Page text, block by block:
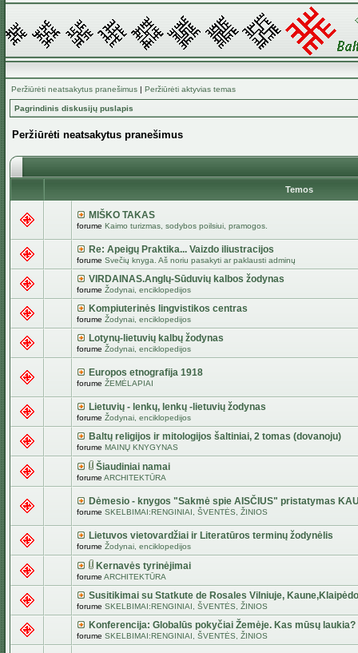
Peržiūrėti neatsakytus pranešimus | Peržiūrėti aktyvias temas
Pagrindinis diskusijų puslapis
Peržiūrėti neatsakytus pranešimus
Temos
MIŠKO TAKAS
forume Kaimo turizmas, sodybos poilsiui, pramogos.
Re: Apeigų Praktika... Vaizdo iliustracijos
forume Svečių knyga. Aš noriu pasakyti ar paklausti adminų
VIRDAINAS.Anglų-Sūduvių kalbos žodynas
forume Žodynai, enciklopedijos
Kompiuterinės lingvistikos centras
forume Žodynai, enciklopedijos
Lotynų-lietuvių kalbų žodynas
forume Žodynai, enciklopedijos
Europos etnografija 1918
forume ŽEMĖLAPIAI
Lietuvių - lenkų, lenkų -lietuvių žodynas
forume Žodynai, enciklopedijos
Baltų religijos ir mitologijos šaltiniai, 2 tomas (dovanoju)
forume MAINŲ KNYGYNAS
Šiaudiniai namai
forume ARCHITEKTŪRA
Dėmesio - knygos "Sakmė spie AISČIUS" pristatymas
forume SKELBIMAI:RENGINIAI, ŠVENTĖS, ŽINIOS
Lietuvos vietovardžiai ir Literatūros terminų žodynėlis
forume Žodynai, enciklopedijos
Kernavės tyrinėjimai
forume ARCHITEKTŪRA
Susitikimai su Statkute de Rosales Vilniuje,
forume SKELBIMAI:RENGINIAI, ŠVENTĖS, ŽINIOS
Konferencija: Globalūs pokyčiai Žemėje. Kas mūsų laukia?
forume SKELBIMAI:RENGINIAI, ŠVENTĖS, ŽINIOS